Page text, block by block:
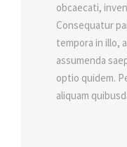
obcaecati,
Consequatur
tempora in illo,
assumenda
optio quidem.
aliquam